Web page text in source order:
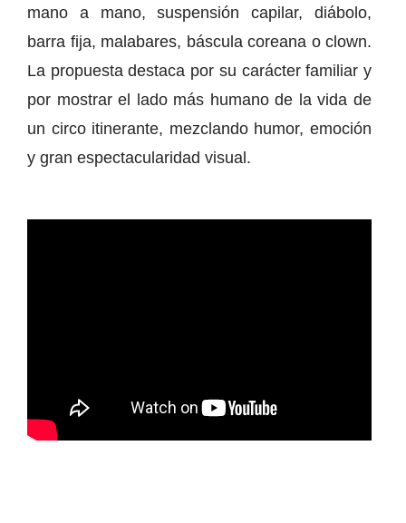
mano a mano, suspensión capilar, diábolo,
barra fija, malabares, báscula coreana o clown.
La propuesta destaca por su carácter familiar y
por mostrar el lado más humano de la vida de
un circo itinerante, mezclando humor, emoción
y gran espectacularidad visual.